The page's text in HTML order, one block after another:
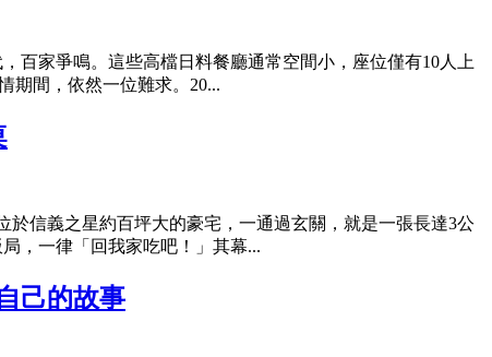
百家爭鳴。這些高檔日料餐廳通常空間小，座位僅有10人上
期間，依然一位難求。20...
信義之星約百坪大的豪宅，一通過玄關，就是一張長達3公
，一律「回我家吃吧！」其幕...
己的故事